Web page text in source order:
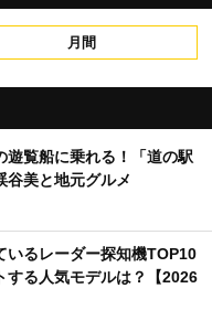
月間
遊覧船に乗れる！「道の駅
谷美と地元グルメ
いるレーダー探知機TOP10
する人気モデルは？【2026